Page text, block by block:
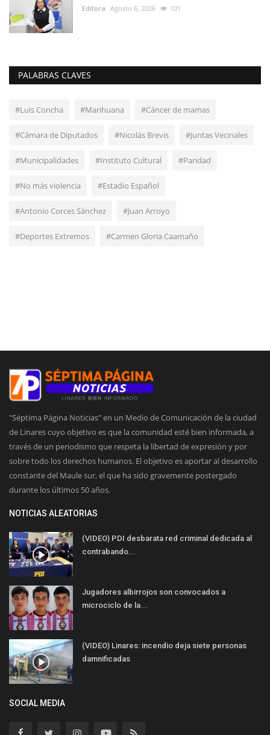
Editora Agosto 6, 2026 101
PALABRAS CLAVES
#Luis Concha #Marihuana #Cáncer de mamas
#Cámara de Diputados #Nicolás Brevis #Juntas Vecinales
#Municipalidades #Instituto Cultural #Paridad
#No más violencia #Estadio Español
#Antonio Corces Sánchez #Juan Arroyo
#Deportes Extremos #Carmen Gloria Caamaño
"Séptima Página Noticias" en un Medio de Comunicación de la ciudad
de Linares cuyo objetivo es que la comunidad esté bien informada, a
través de un periodismo que respeta la libertad de expresión y por
sobre todo los derechos humanos. El objetivo es aportar al desarrollo
constante del Maule sur, el que ha sido gravemente postergado
durante los últimos 50 años.
NOTICIAS ALEATORIAS
(VIDEO) PDI desbarata red criminal dedicada al
contrabando...
Jugadores albirrojos son convocados a
microciclo de la...
(VIDEO) Linares: incendio deja siete personas
damnificadas
SOCIAL MEDIA